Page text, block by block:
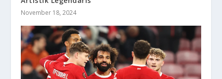
November 18, 2024